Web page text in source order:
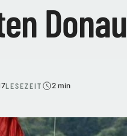
Donau
LESEZEIT 2 min